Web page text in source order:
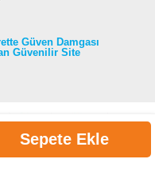
Sepete Ekle
Güven Damgası
Güvenilir Site
saklıdır.